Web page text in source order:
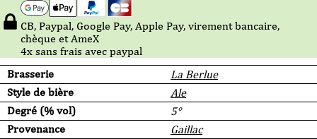
Brasserie
La Berlue
Style de bière
Ale
Degré (% vol)
5°
Provenance
Gaillac
CB, Paypal, Google Pay, Apple Pay, virement bancaire,
chèque et AmeX
4x sans frais avec paypal